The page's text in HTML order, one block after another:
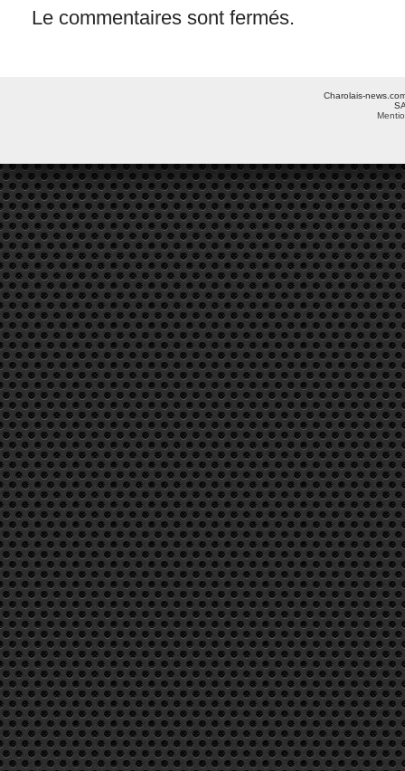
Le commentaires sont fermés.
Charolais-